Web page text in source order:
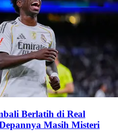
Berlatih di Real
Masih Misteri